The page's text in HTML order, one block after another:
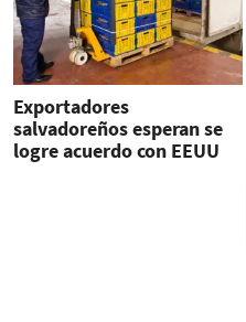
Exportadores
salvadoreños esperan se
logre acuerdo con EEUU